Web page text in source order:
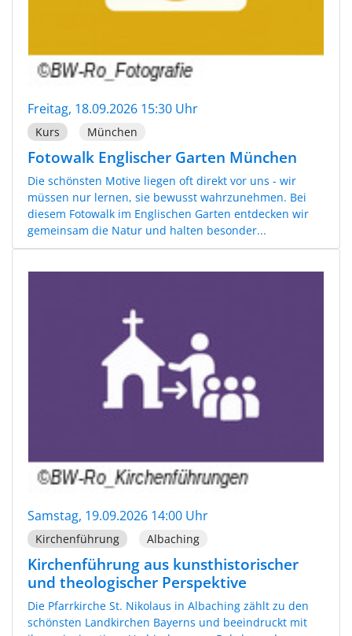
Freitag, 18.09.2026 15:30 Uhr
Kurs München
Fotowalk Englischer Garten München
Die schönsten Motive liegen oft direkt vor uns - wir
müssen nur lernen, sie bewusst wahrzunehmen. Bei
diesem Fotowalk im Englischen Garten entdecken wir
gemeinsam die Natur und halten besonder...
Samstag, 19.09.2026 14:00 Uhr
Kirchenführung Albaching
Kirchenführung aus kunsthistorischer
und theologischer Perspektive
Die Pfarrkirche St. Nikolaus in Albaching zählt zu den
schönsten Landkirchen Bayerns und beeindruckt mit